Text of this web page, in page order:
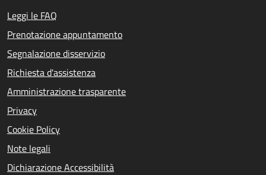
Leggi le FAQ
Prenotazione appuntamento
Segnalazione disservizio
Richiesta d'assistenza
Amministrazione trasparente
Privacy
Cookie Policy
Note legali
Dichiarazione Accessibilità